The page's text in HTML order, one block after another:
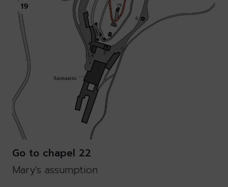
19
Go to chapel 22
Mary's assumption